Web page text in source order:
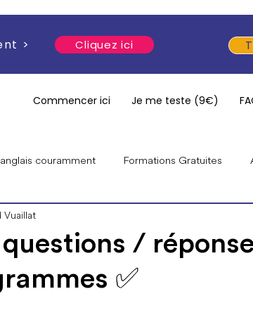
> Cliquez ici
Commencer ici Je me teste (9€)
couramment Formations Gratuites
programmes
/
✅
Vuaillat